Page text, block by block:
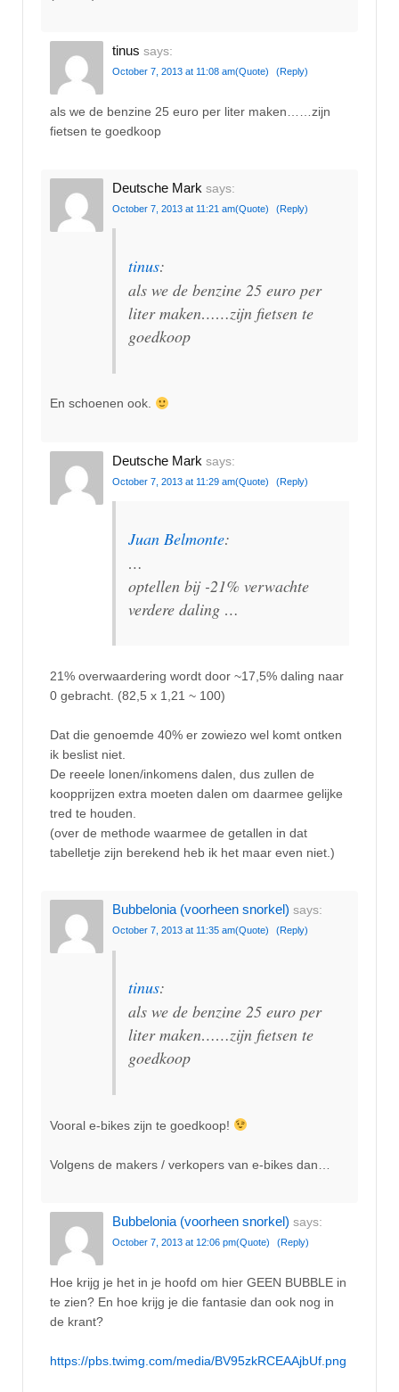
tinus says:
October 7, 2013 at 11:08 am(Quote) (Reply)
als we de benzine 25 euro per liter maken……zijn
fietsen te goedkoop
Deutsche Mark says:
October 7, 2013 at 11:21 am(Quote) (Reply)
tinus:
als we de benzine 25 euro per
liter maken……zijn fietsen te
goedkoop
En schoenen ook.
Deutsche Mark says:
October 7, 2013 at 11:29 am(Quote) (Reply)
Juan Belmonte:
…
optellen bij -21% verwachte
verdere daling …
21% overwaardering wordt door ~17,5% daling naar
0 gebracht. (82,5 x 1,21 ~ 100)
Dat die genoemde 40% er zowiezo wel komt ontken
ik beslist niet.
De reeele lonen/inkomens dalen, dus zullen de
koopprijzen extra moeten dalen om daarmee gelijke
tred te houden.
(over de methode waarmee de getallen in dat
tabelletje zijn berekend heb ik het maar even niet.)
Bubbelonia (voorheen snorkel) says:
October 7, 2013 at 11:35 am(Quote) (Reply)
tinus:
als we de benzine 25 euro per
liter maken……zijn fietsen te
goedkoop
Vooral e-bikes zijn te goedkoop!
Volgens de makers / verkopers van e-bikes dan…
Bubbelonia (voorheen snorkel) says:
October 7, 2013 at 12:06 pm(Quote) (Reply)
Hoe krijg je het in je hoofd om hier GEEN BUBBLE in
te zien? En hoe krijg je die fantasie dan ook nog in
de krant?
https://pbs.twimg.com/media/BV95zkRCEAAjbUf.png